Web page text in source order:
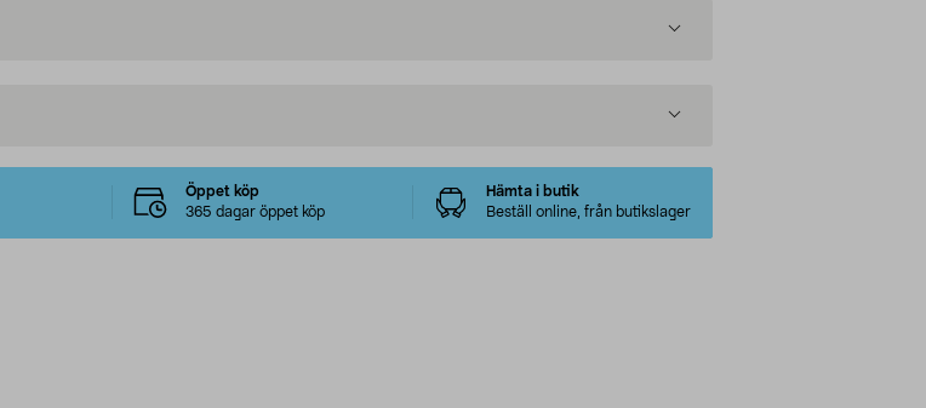
Öppet köp
365 dagar öppet köp
Hämta i butik
Beställ online, från butikslager